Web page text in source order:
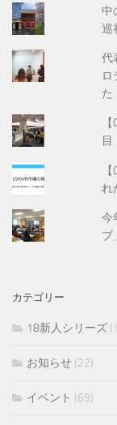
中
巡
代
ロ
た
目
れ
今
ブ
カテゴリー
18新人シリーズ
お知らせ (22)
イベント (69)